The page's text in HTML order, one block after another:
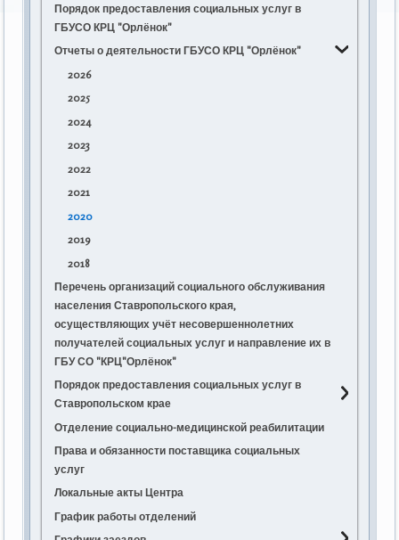
Положение о порядке и условиях
предоставления платных социальных услуг
Прейскурант цен на платные услуги
Договор о предоставлении социальных услуг
Порядок предоставления социальных услуг в
ГБУСО КРЦ "Орлёнок"
Отчеты о деятельности ГБУСО КРЦ "Орлёнок"
2026
2025
2024
2023
2022
2021
2020
2019
2018
Перечень организаций социального обслуживания
населения Ставропольского края,
осуществляющих учёт несовершеннолетних
получателей социальных услуг и направление их в
ГБУ СО "КРЦ"Орлёнок"
Порядок предоставления социальных услуг в
Ставропольском крае
Порядок предоставления социальных услуг в
стационарной форме социального
обслуживания поставщиками социальных услуг
Ставропольского края от 20.01.2017 № 13-п
Отделение социально-медицинской реабилитации
Права и обязанности поставщика социальных
услуг
Локальные акты Центра
График работы отделений